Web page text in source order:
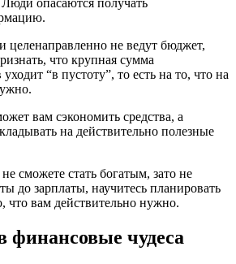
опасаются получать
целенаправленно не ведут бюджет,
что крупная сумма
“в пустоту”, то есть на то, что на
вам сэкономить средства, а
на действительно полезные
сможете стать богатым, зато не
до зарплаты, научитесь планировать
что вам действительно нужно.
финансовые чудеса